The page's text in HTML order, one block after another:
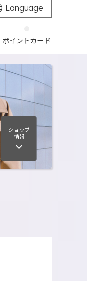
Language
ポイントカード
ショップ
情報